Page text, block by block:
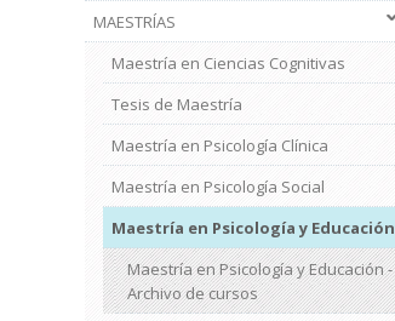
MAESTRÍAS
Maestría en Ciencias Cognitivas
Tesis de Maestría
Maestría en Psicología Clínica
Maestría en Psicología Social
Maestría en Psicología y Educación
Maestría en Psicología y Educación -
Archivo de cursos